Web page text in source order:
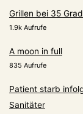
Grillen bei 35
1.9k Aufrufe
A moon in full
835 Aufrufe
Patient starb
Sanitäter